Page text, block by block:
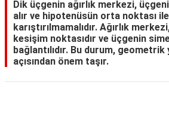
Dik üçgenin ağırlık merkezi,
alır ve hipotenüsün orta noktası ile
karıştırılmamalıdır. Ağırlık
kesişim noktasıdır ve üçgenin
bağlantılıdır. Bu durum, geometrik
açısından önem taşır.